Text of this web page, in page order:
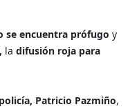
se encuentra prófugoy
ladifusión roja para
Patricio Pazmiño,